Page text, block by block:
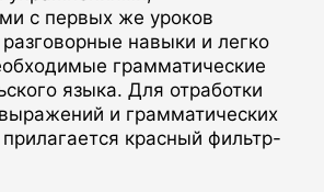
с первых же уроков
навыки и легко
грамматические
языка. Для отработки
и грамматических
красный фильтр-